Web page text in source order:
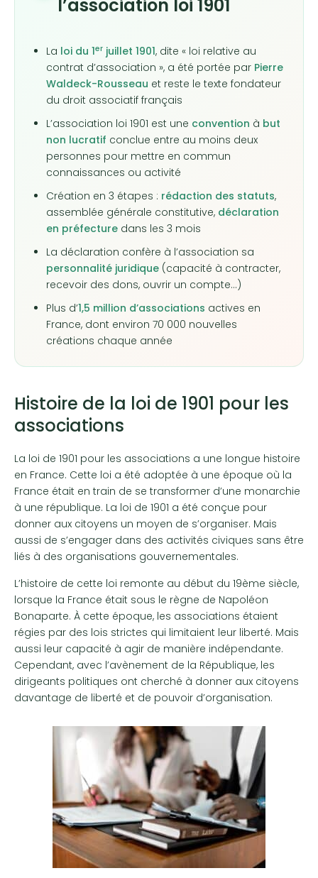
l’association loi 1901
La loi du 1er juillet 1901, dite « loi relative au
contrat d’association », a été portée par Pierre
Waldeck-Rousseau et reste le texte fondateur
du droit associatif français
L’association loi 1901 est une convention à but
non lucratif conclue entre au moins deux
personnes pour mettre en commun
connaissances ou activité
Création en 3 étapes : rédaction des statuts,
assemblée générale constitutive, déclaration
en préfecture dans les 3 mois
La déclaration confère à l’association sa
personnalité juridique (capacité à contracter,
recevoir des dons, ouvrir un compte…)
Plus d’1,5 million d’associations actives en
France, dont environ 70 000 nouvelles
créations chaque année
Histoire de la loi de 1901 pour les
associations
La loi de 1901 pour les associations a une longue histoire
en France. Cette loi a été adoptée à une époque où la
France était en train de se transformer d’une monarchie
à une république. La loi de 1901 a été conçue pour
donner aux citoyens un moyen de s’organiser. Mais
aussi de s’engager dans des activités civiques sans être
liés à des organisations gouvernementales.
L’histoire de cette loi remonte au début du 19ème siècle,
lorsque la France était sous le règne de Napoléon
Bonaparte. À cette époque, les associations étaient
régies par des lois strictes qui limitaient leur liberté. Mais
aussi leur capacité à agir de manière indépendante.
Cependant, avec l’avènement de la République, les
dirigeants politiques ont cherché à donner aux citoyens
davantage de liberté et de pouvoir d’organisation.